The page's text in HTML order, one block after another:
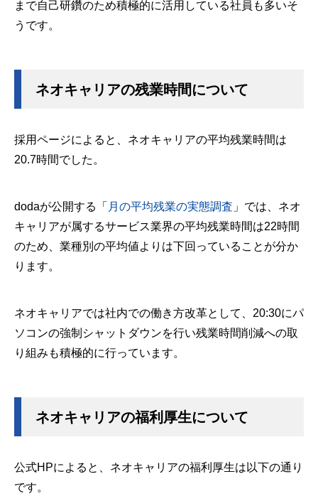
まで自己研鑽のため積極的に活用している社員も多いそ
うです。
ネオキャリアの残業時間について
採用ページによると、ネオキャリアの平均残業時間は
20.7時間でした。
dodaが公開する「 月の平均残業の実態調査 」では、ネオ
キャリアが属するサービス業界の平均残業時間は22時間
のため、業種別の平均値よりは下回っていることが分か
ります。
ネオキャリアでは社内での働き方改革として、20:30にパ
ソコンの強制シャットダウンを行い残業時間削減への取
り組みも積極的に行っています。
ネオキャリアの福利厚生について
公式HPによると、ネオキャリアの福利厚生は以下の通り
です。